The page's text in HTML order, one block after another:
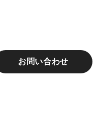
お問い合わせ